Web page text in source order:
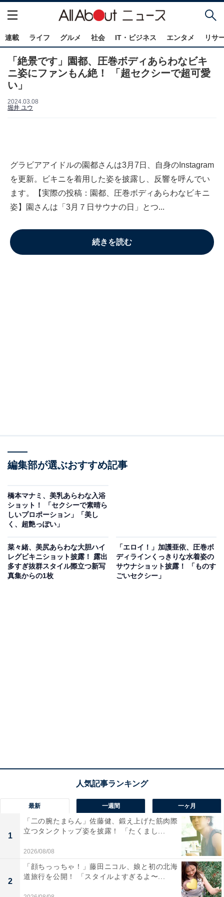
連載 ライフ グルメ 社会 IT・ビジネス エンタメ リサ
「絶景です」園都、圧巻ボディあらわなビキ
ニ姿にファンもん絶！ 「超セクシーで超可愛
い」
2024.03.08
堀井 ユウ
グラビアアイドルの園都さんは3月7日、自身のInstagram
を更新。ビキニを着用した姿を披露し、反響を呼んでい
ます。【実際の投稿：園都、圧巻ボディあらわなビキニ
姿】園さんは「3月７日サウナの日」とつ...
続きを読む
編集部が選ぶおすすめ記事
橋本マナミ、美乳あらわな入浴
ショット！ 「セクシーで素晴ら
しいプロポーション」「美し
く、超艶っぽい」
菜々緒、美尻あらわな大胆ハイ
レグビキニショット披露！ 露出
多すぎ抜群スタイル際立つ新写
真集からの1枚
「エロイ！」加護亜依、圧巻ボ
ディラインくっきりな水着姿の
サウナショット披露！ 「ものす
ごいセクシー」
最新 一週間 一ヶ月
1
「二の腕たまらん」佐藤健、鍛え上げた筋肉際
立つタンクトップ姿を披露！ 「たくまし...
2026/08/08
2
「顔ちっっちゃ！」藤田ニコル、娘と初の北海
道旅行を公開！ 「スタイルよすぎるよ〜...